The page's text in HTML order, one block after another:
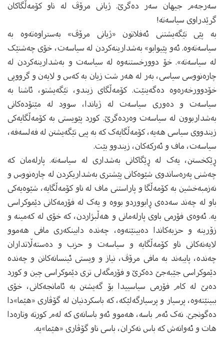
سه‌رجه‌م جیهان سه‌ر ده‌گرێ. ژیانی مرۆڤ له‌ ناو کۆمه‌ڵگاکان
گرێدراوی سیاسه‌ته‌!
به‌ پێی تێگه‌یشتنی ئه‌فلاتون «ژیانی مرۆڤ» به‌ستراوه‌ته‌وه‌ به‌
سیاسه‌ته‌وه‌. ئه‌و پێیوابو» به‌شدارینه‌کردن له‌ سیاسه‌ت، خۆی چه‌شنێک
له‌ سیاسه‌ته»‌‌. خۆ دوورخستنه‌وه‌ له‌ سیاسه‌ت و به‌شدارینه‌کردن له‌
چاره‌نووسی سیاسی، به‌ر له‌ هه‌ر شت زیان به‌ که‌س و لایه‌ن و گرووپی
خۆدوورخه‌ره‌وه‌ ده‌گه‌ینێت. کۆمه‌ڵگای زیندو، تێگه‌یشتو، ئاشنا به‌
سیاسه‌ت و ده‌وری سیاسه‌ت له‌ ژیاندا، سوود له‌ مێتۆده‌کانی
به‌شداربوون له‌ سیاسه‌ت وه‌رده‌گرێ. کورد پێویستی به‌ کۆمه‌ڵگایه‌کی
زیندووی سیاسی هه‌یه‌، کۆمه‌ڵگایه‌ک که‌ به‌ پیی تێگه‌یشتن له‌ فه‌لسه‌فه‌،
سیاسه‌ت، ماف و ئه‌رکه‌کان، زیندوو بێت.
ڕێکخستن، یه‌ک له‌ ڕێگاکانی به‌شداری له‌ سیاسه‌ته‌. پارله‌مان که‌
چه‌شنی په‌ره‌ساندوی شێوه‌کانی پێشتری به‌شداریکردن له‌ چاره‌نووس و
نه‌زمبه‌خشین به‌ کۆمه‌ڵگا و پاراستنی ماف له‌ ناو کۆمه‌ڵگایه‌، شێوه‌یه‌کی
باو له‌ چه‌ند سه‌ده‌ی ڕابووردو بووه‌ و یه‌ک له‌ فۆرمه‌کانی‌ دێموکراسی
یه‌. ئه‌وه‌ی فۆرمی باوی پارله‌مانی و هه‌ڵبژاردن، که‌ خۆی له‌ که‌مینه‌ و
زۆرینه‌ و حزبه‌کاندا ده‌بینێته‌وه‌، چه‌نده‌ دابینکه‌ری مافی هه‌موو
لایه‌نه‌کانی ناو کۆمه‌ڵگایه‌ و سیاسه‌ت و حزب و ده‌سته‌ڵاتداران
چه‌نده‌، پایبه‌ند به‌ مافی مرۆڤ، نیاز و ویستی ئینسانه‌کانن و چه‌نده‌
دێموکراسی جێبه‌جێ ده‌کرێ و فۆرمگه‌لی تری دێموکراسی چین و کورد
ده‌بێ له‌ کام فۆرمی سیاسییدا بۆ گه‌یشتن به‌ ئامانجه‌کانی، خۆی
ببینێته‌وه‌، پرسیار و پرسیارگه‌لێکه،‌ که‌ باسکردنیان له‌ گۆڤاری «هێما»دا
ده‌گونجێ. نه‌ک ئه‌م باسه‌، هه‌موو ئه‌و باسانه‌ی که‌ له‌م کورته‌ وتاره‌دا
هات و ئه‌وانه‌ش که‌ باس نه‌کران، باسی ناو گۆڤاری «هێما»یه‌.